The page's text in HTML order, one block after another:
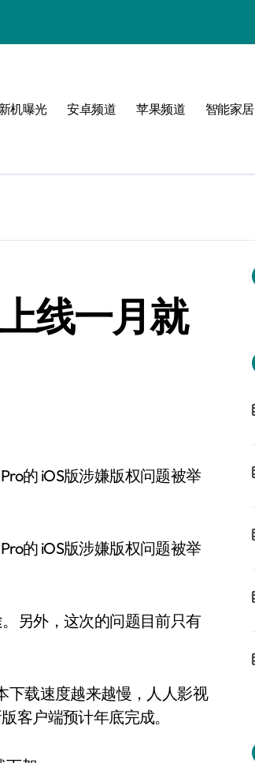
新机曝光 安卓频道 苹果频道 智能家居
线一月就
的 iOS版涉嫌版权问题被举
另外，这次的问题目前只有
下载速度越来越慢，人人影视
客户端预计年底完成。